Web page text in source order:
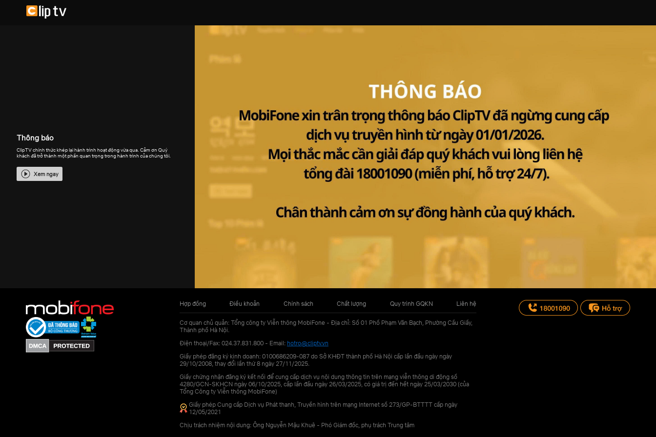
Thông báo
ClipTV chính thức khép lại hành trình hoạt động vừa qua. Cảm ơn Quý
khách đã trở thành một phần quan trọng trong hành trình của chúng tôi.
Xem ngay
Hợp đồng Điều khoản Chính sách Chất lượng Quy trình GQKN Liên hệ
Cơ quan chủ quản: Tổng công ty Viễn thông MobiFone - Địa chỉ: Số 01 Phố Phạm Văn Bạch, Phường Cầu Giấy,
Thành phố Hà Nội.
Điện thoại/Fax: 024.37.831.800 - Email: hotro@cliptv.vn
Giấy phép đăng ký kinh doanh: 0100686209-087 do Sở KHĐT thành phố Hà Nội cấp lần đầu ngày ngày
29/10/2008, thay đổi lần thứ 8 ngày 27/11/2025.
Giấy chứng nhận đăng ký kết nối để cung cấp dịch vụ nội dung thông tin trên mạng viễn thông di động số
4280/GCN-SKHCN ngày 06/10/2025, cấp lần đầu ngày 26/03/2025, có giá trị đến hết ngày 25/03/2030 (của
Tổng Công ty Viễn thông MobiFone)
Giấy phép Cung cấp Dịch vụ Phát thanh, Truyền hình trên mạng Internet số 273/GP-BTTTT cấp ngày
12/05/2021
Chịu trách nhiệm nội dung: Ông Nguyễn Mậu Khuê - Phó Giám đốc, phụ trách Trung tâm